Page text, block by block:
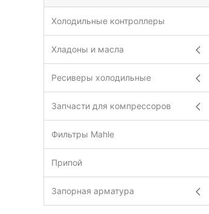
Холодильные контроллеры
Хладоны и масла
Ресиверы холодильные
Запчасти для компрессоров
Фильтры Mahle
Припой
Запорная арматура